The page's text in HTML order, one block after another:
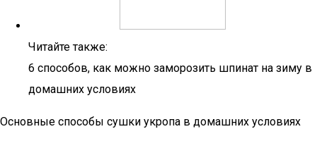
Читайте также:
6 способов, как можно заморозить шпинат на зиму в
домашних условиях
Основные способы сушки укропа в домашних условиях